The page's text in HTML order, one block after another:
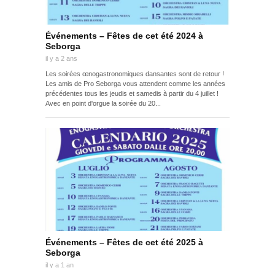
Événements – Fêtes de cet été 2024 à
Seborga
il y a 2 ans
Les soirées œnogastronomiques dansantes sont de retour !
Les amis de Pro Seborga vous attendent comme les années
précédentes tous les jeudis et samedis à partir du 4 juillet !
Avec en point d'orgue la soirée du 20...
Événements – Fêtes de cet été 2025 à
Seborga
il y a 1 an